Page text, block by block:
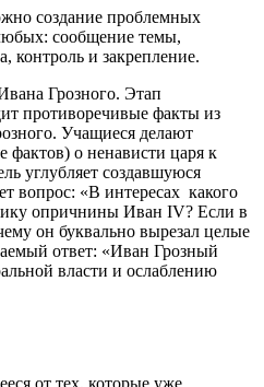
создание проблемных
сообщение темы,
контроль и закрепление.
Грозного. Этап
противоречивые факты из
Учащиеся делают
о ненависти царя к
углубляет создавшуюся
вопрос: «В интересах какого
опричнины Иван IV? Если в
он буквально вырезал целые
ответ: «Иван Грозный
власти и ослаблению
от тех, которые уже